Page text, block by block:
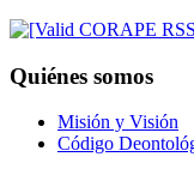
Quiénes somos
Misión y Visión
Código